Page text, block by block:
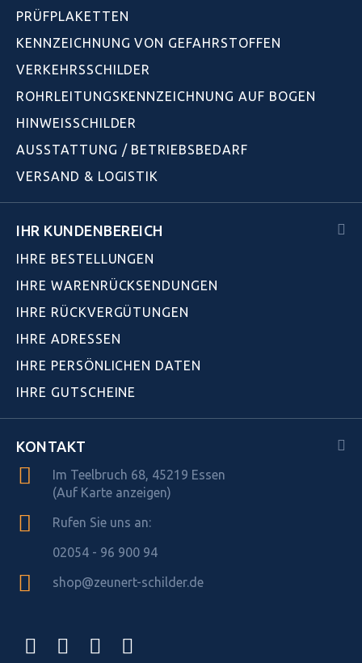
PRÜFPLAKETTEN
KENNZEICHNUNG VON GEFAHRSTOFFEN
VERKEHRSSCHILDER
ROHRLEITUNGSKENNZEICHNUNG AUF BOGEN
HINWEISSCHILDER
AUSSTATTUNG / BETRIEBSBEDARF
VERSAND & LOGISTIK
IHR KUNDENBEREICH
IHRE BESTELLUNGEN
IHRE WARENRÜCKSENDUNGEN
IHRE RÜCKVERGÜTUNGEN
IHRE ADRESSEN
IHRE PERSÖNLICHEN DATEN
IHRE GUTSCHEINE
KONTAKT
Im Teelbruch 68, 45219 Essen
(Auf Karte anzeigen)
Rufen Sie uns an:
02054 - 96 900 94
shop@zeunert-schilder.de